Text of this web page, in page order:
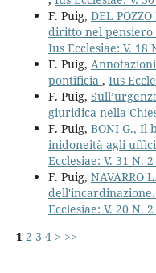
F. Puig, DEL
diritto nel pensiero
Ius Ecclesiae: V. 18
F. Puig,
pontificia , Ius
F. Puig,
giuridica nella
F. Puig, BONI G., Il
inidoneità agli
Ecclesiae: V. 31 N.
F. Puig, NAVARRO
Ecclesiae: V. 20 N.
1 2 3 4 > >>